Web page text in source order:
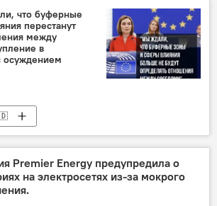
что буферные
перестанут
между
в
осуждением
Premier Energy предупредила о
на электросетях из-за мокрого